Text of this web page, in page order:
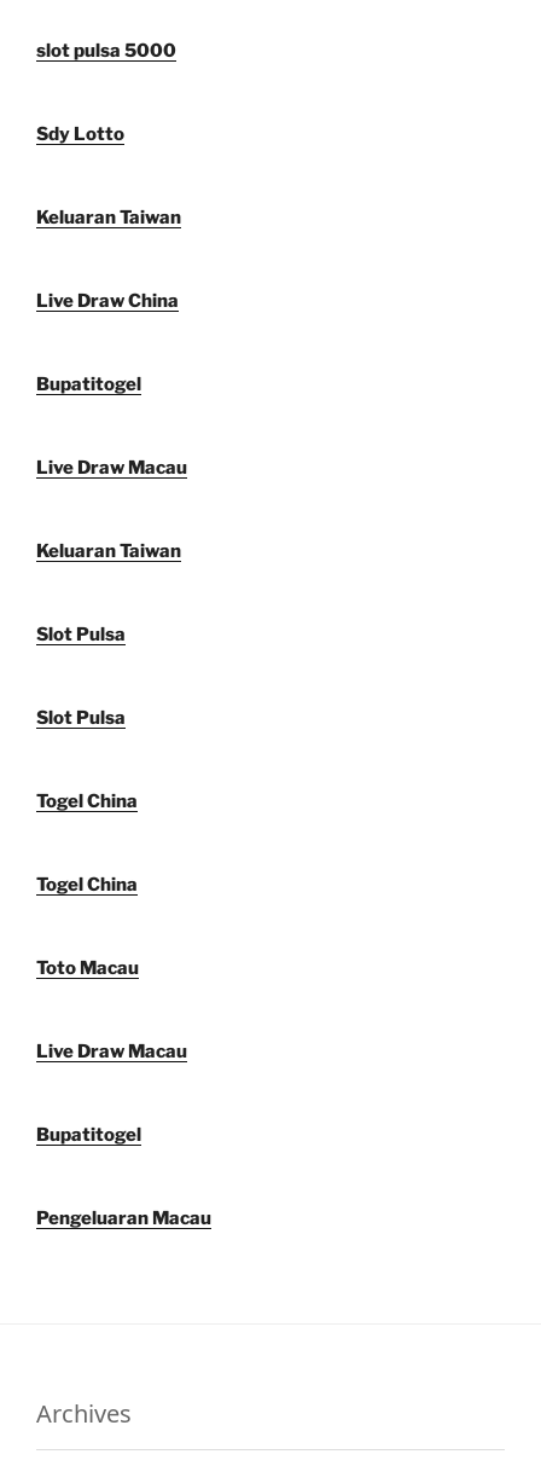
slot pulsa 5000
Sdy Lotto
Keluaran Taiwan
Live Draw China
Bupatitogel
Live Draw Macau
Keluaran Taiwan
Slot Pulsa
Slot Pulsa
Togel China
Togel China
Toto Macau
Live Draw Macau
Bupatitogel
Pengeluaran Macau
Archives